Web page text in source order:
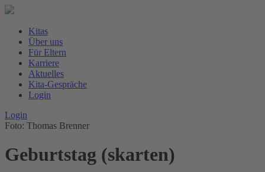
Kitas
Über uns
Für Eltern
Karriere
Aktuelles
Kita-Gespräche
Login
Login
Foto: Thomas Brenner
Geburtstag (skarten)